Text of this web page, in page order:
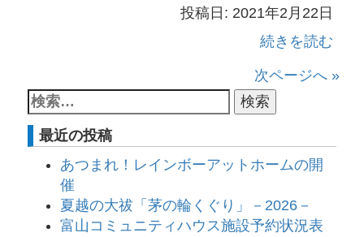
投稿日: 2021年2月22日
続きを読む
次ページへ »
最近の投稿
あつまれ！レインボーアットホームの開
催
夏越の大祓「茅の輪くぐり」－2026－
富山コミュニティハウス施設予約状況表